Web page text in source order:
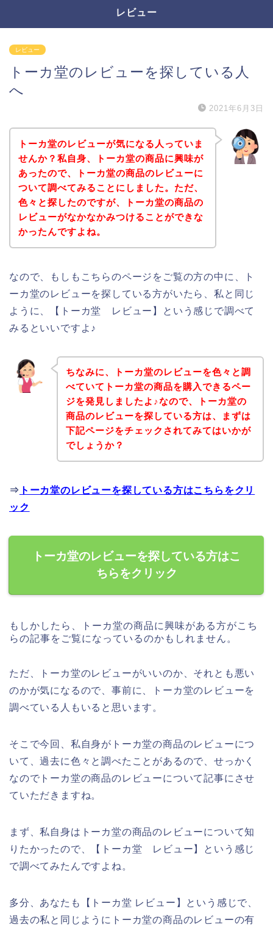
レビュー
レビュー
トーカ堂のレビューを探している人
へ
2021年6月3日
トーカ堂のレビューが気になる人っていま
せんか？私自身、トーカ堂の商品に興味が
あったので、トーカ堂の商品のレビューに
ついて調べてみることにしました。ただ、
色々と探したのですが、トーカ堂の商品の
レビューがなかなかみつけることができな
かったんですよね。
なので、もしもこちらのページをご覧の方の中に、ト
ーカ堂のレビューを探している方がいたら、私と同じ
ように、【トーカ堂 レビュー】という感じで調べて
みるといいですよ♪
ちなみに、トーカ堂のレビューを色々と調
べていてトーカ堂の商品を購入できるペー
ジを発見しましたよ♪なので、トーカ堂の
商品のレビューを探している方は、まずは
下記ページをチェックされてみてはいかが
でしょうか？
⇒ トーカ堂のレビューを探している方はこちらをクリ
ック
トーカ堂のレビューを探している方はこ
ちらをクリック
もしかしたら、トーカ堂の商品に興味がある方がこち
らの記事をご覧になっているのかもしれません。
ただ、トーカ堂のレビューがいいのか、それとも悪い
のかが気になるので、事前に、トーカ堂のレビューを
調べている人もいると思います。
そこで今回、私自身がトーカ堂の商品のレビューにつ
いて、過去に色々と調べたことがあるので、せっかく
なのでトーカ堂の商品のレビューについて記事にさせ
ていただきますね。
まず、私自身はトーカ堂の商品のレビューについて知
りたかったので、【トーカ堂 レビュー】という感じ
で調べてみたんですよね。
多分、あなたも【トーカ堂 レビュー】という感じで、
過去の私と同じようにトーカ堂の商品のレビューの有